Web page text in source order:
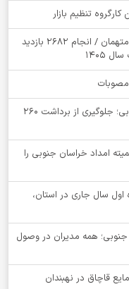
تنظیم بازار
خراسان جنوبی رتبه اول کشور در پذیرش توبه متهمان / انجام ۲۶۸۲ بازدید
1405
مصوبات
انسداد ۳۴ حلقه چاه غیرمجاز در خراسان جنوبی؛ جلوگیری از برداشت ۲۶۰
۵ هزار مددجوی کمیته امداد خراسان جنوبی را
اول سال جاری در استان،
جنوبی؛ همه مدیران در وصول